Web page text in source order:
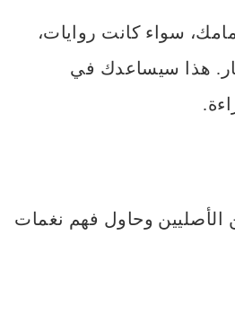
سواء كانت روايات،
هذا سيساعدك في
الأصليين وحاول فهم نغمات